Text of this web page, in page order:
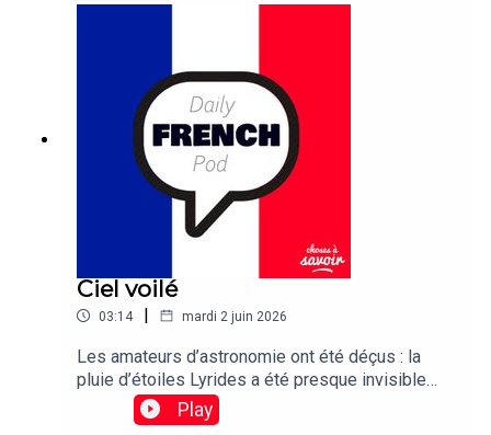
Ciel voilé
03:14 | mardi 2 juin 2026
Les amateurs d’astronomie ont été déçus : la
pluie d’étoiles Lyrides a été presque invisible
cette année à cause d’un voile nuageux
persistant.Traduction : Stargazers were left
Play